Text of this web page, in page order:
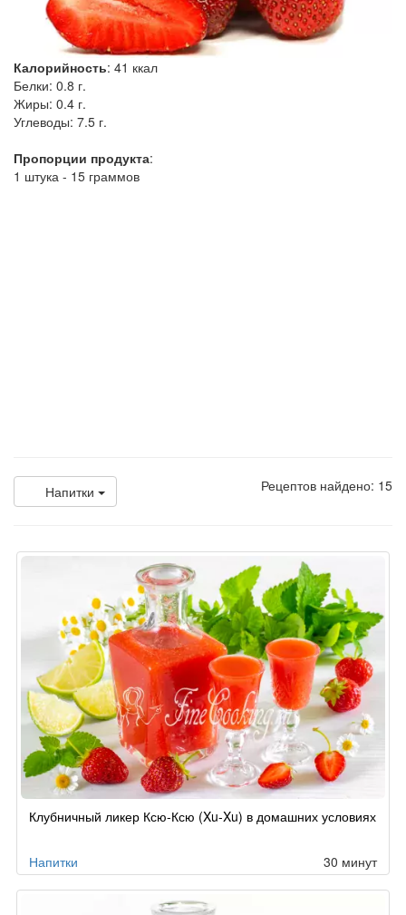
Калорийность: 41 ккал
Белки: 0.8 г.
Жиры: 0.4 г.
Углеводы: 7.5 г.
Пропорции продукта:
1 штука - 15 граммов
Напитки Рецептов найдено: 15
Клубничный ликер Ксю-Ксю (Xu-Xu) в домашних условиях
Напитки 30 минут